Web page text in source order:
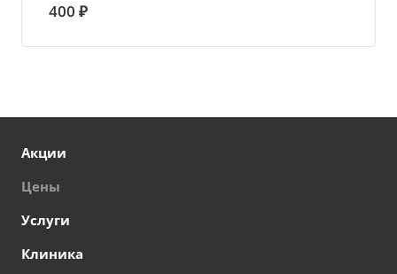
400 ₽
Акции
Цены
Услуги
Клиника